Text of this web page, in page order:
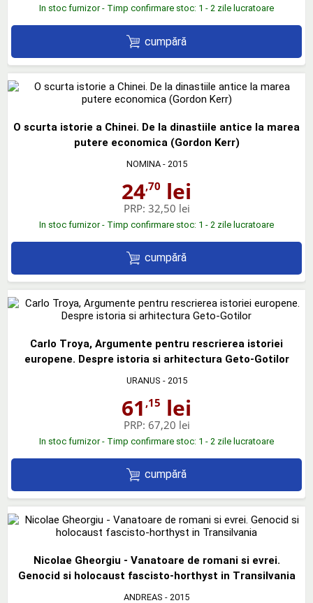
In stoc furnizor - Timp confirmare stoc: 1 - 2 zile lucratoare
cumpără
O scurta istorie a Chinei. De la dinastiile antice la marea
putere economica (Gordon Kerr)
NOMINA- 2015
24,70 lei
PRP: 32,50 lei
In stoc furnizor - Timp confirmare stoc: 1 - 2 zile lucratoare
cumpără
Carlo Troya, Argumente pentru rescrierea istoriei
europene. Despre istoria si arhitectura Geto-Gotilor
URANUS - 2015
61 ,15 lei
PRP: 67,20 lei
In stoc furnizor - Timp confirmare stoc: 1 - 2 zile lucratoare
cumpără
Nicolae Gheorgiu - Vanatoare de romani si evrei.
Genocid si holocaust fascisto-horthyst in Transilvania
ANDREAS - 2015